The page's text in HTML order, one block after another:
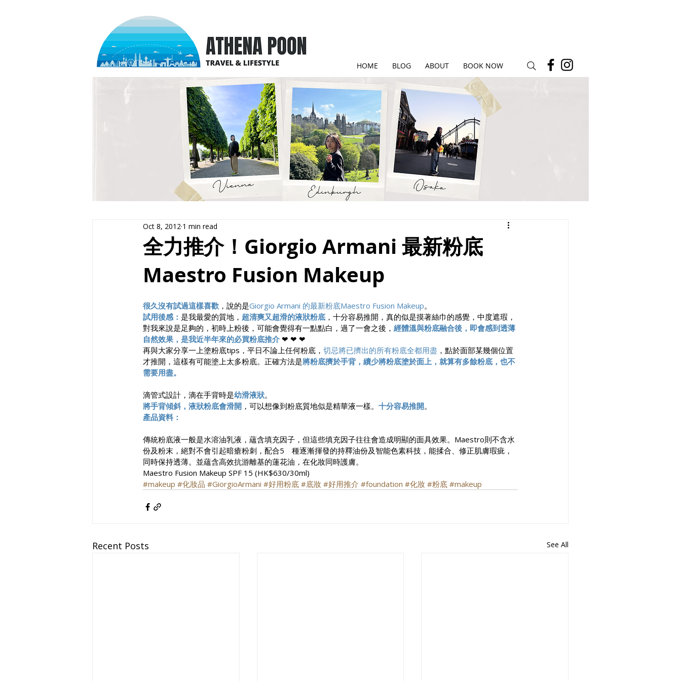
HOME BLOG ABOUT BOOK NOW
全力推介！Giorgio Armani 最新粉底
Maestro Fusion Makeup
Oct 8, 2012 1 min read
很久沒有試過這樣喜歡 ，說的是Giorgio Armani 的最新粉底Maestro Fusion Makeup。
試用後感： 是我最愛的質地， 超清爽又超滑的液狀粉底 ，十分容易推開，真的似是摸著絲巾的感覺，中度遮瑕，
對我來說是足夠的，初時上粉後，可能會覺得有一點點白，過了一會之後， 經體溫與粉底融合後，即會感到透薄
自然效果，是我近半年來的必買粉底推介 ❤ ❤ ❤
再與大家分享一上塗粉底tips，平日不論上任何粉底， 切忌將已擠出的所有粉底全都用盡 ，點於面部某幾個位置
才推開，這樣有可能塗上太多粉底。正確方法是將粉底擠於手背，續少將粉底塗於面上，就算有多餘粉底，也不
需要用盡。
滴管式設計，滴在手背時是幼滑液狀。
將手背傾斜，液狀粉底會滑開 ，可以想像到粉底質地似是精華液一樣。 十分容易推開。
產品資料：
傳統粉底液一般是水溶油乳液，蘊含填充因子，但這些填充因子往往會造成明顯的面具效果。Maestro則不含水
份及粉末，絕對不會引起暗瘡粉刺，配合5　種逐漸揮發的持釋油份及智能色素科技，能揉合、修正肌膚瑕疵，
同時保持透薄。並蘊含高效抗游離基的蓮花油，在化妝同時護膚。
Maestro Fusion Makeup SPF 15 (HK$630/30ml)
#makeup #化妝品 #GiorgioArmani #好用粉底 #底妝 #好用推介 #foundation #化妝 #粉底 #makeup
Recent Posts See All